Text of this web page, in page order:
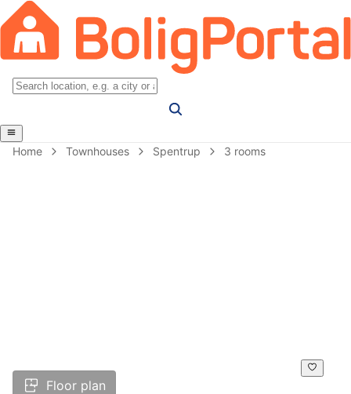
Home Townhouses Spentrup 3 rooms
Floor plan